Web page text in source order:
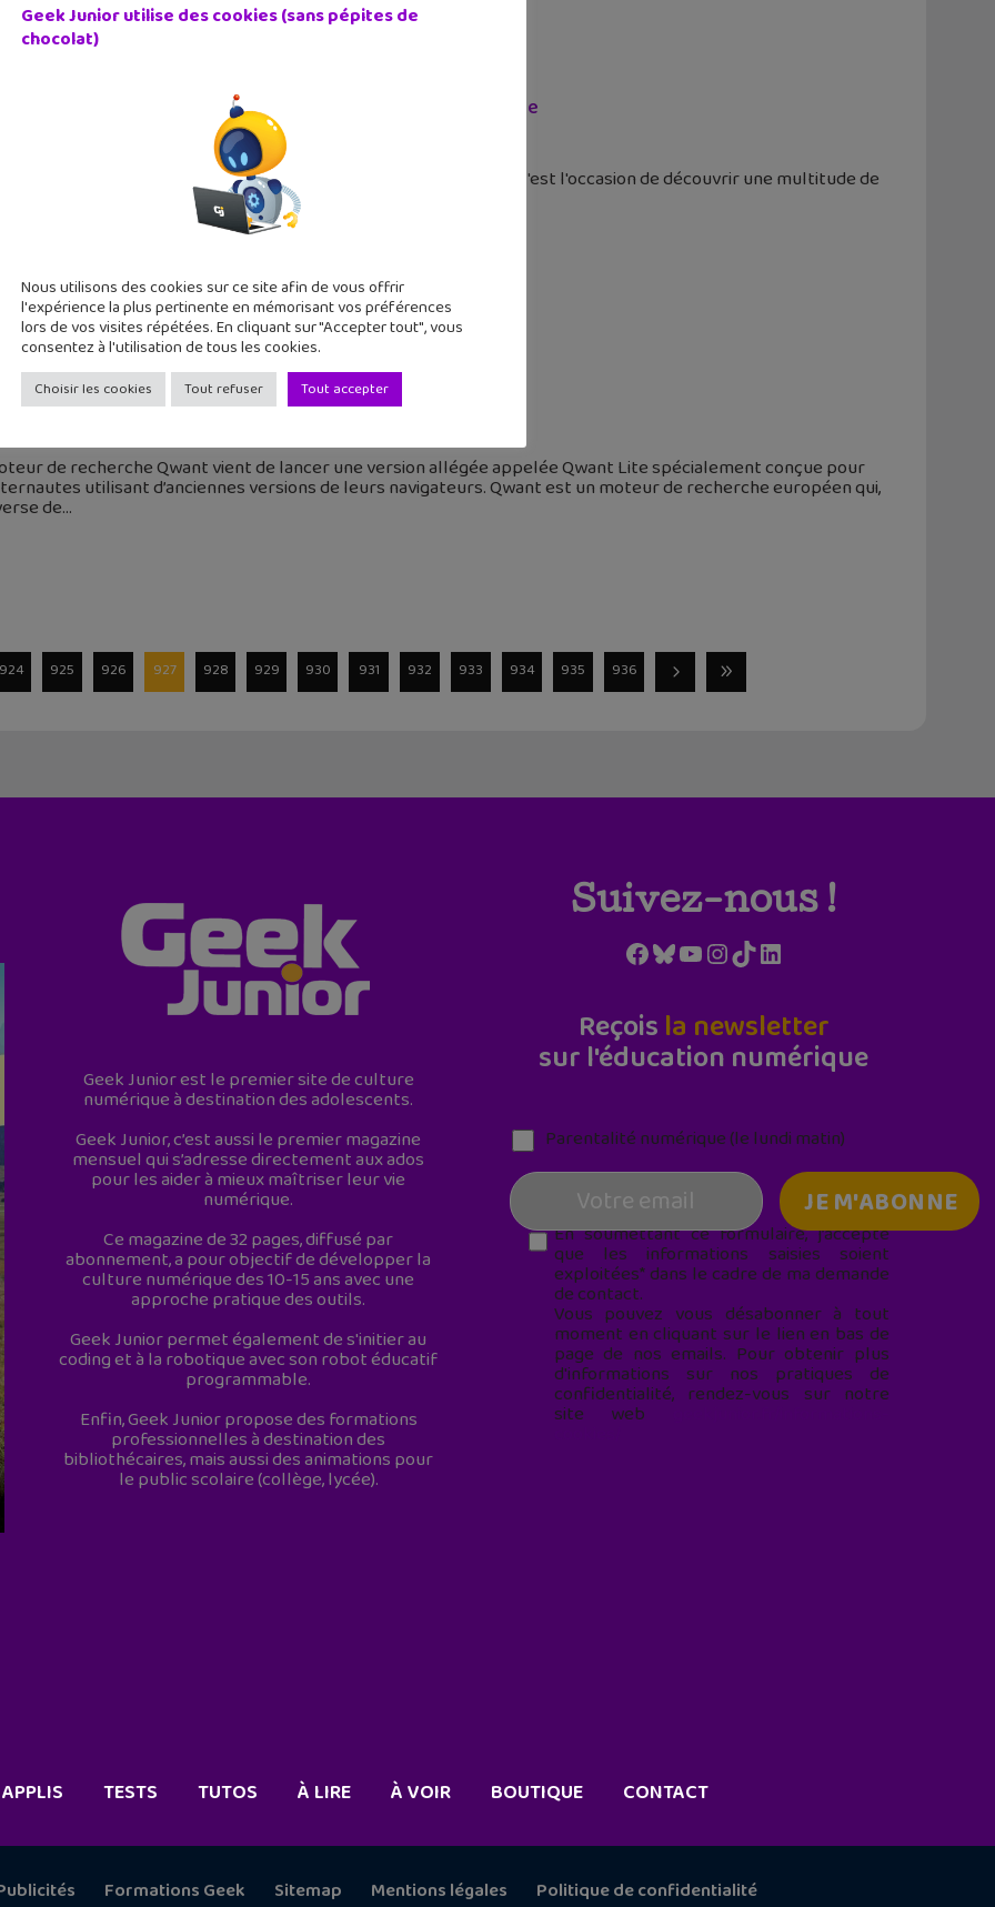
la science 2015 : découvre 167 jeux de culture scientifique
fête de la Science du 7 au 11 octobre 2015 dans toute la France. C'est l'occasion de découvrir une multitude de
pour se prendre pour un petit scientifique ! C'est la cité
Lite, le moteur de recherche allégé tout terrain
de recherche Qwant vient de lancer une version allégée appelée Qwant Lite spécialement conçue pour
utilisant d’anciennes versions de leurs navigateurs. Qwant est un moteur de recherche européen qui,
de
924 925 926 927 928 929 930 931 932 933 934 935 936
Geek Junior est le premier site de culture
numérique à destination des adolescents.
Geek Junior, c’est aussi le premier magazine
mensuel qui s’adresse directement aux ados
pour les aider à mieux maîtriser leur vie
numérique.
Ce magazine de 32 pages, diffusé par
abonnement, a pour objectif de développer la
culture numérique des 10-15 ans avec une
approche pratique des outils.
Geek Junior permet également de s'initier au
coding et à la robotique avec son robot éducatif
programmable.
Enfin, Geek Junior propose des formations
professionnelles à destination des
bibliothécaires, mais aussi des animations pour
le public scolaire (collège, lycée).
Suivez-nous !
Facebook
Bluesky
YouTube
Instagram
TikTokLinkedIn
Reçois la newsletter
sur l'éducation numérique
Parentalité numérique (le lundi matin)
En soumettant ce formulaire, j’accepte
que les informations saisies soient
exploitées* dans le cadre de ma demande
de contact.
Vous pouvez vous désabonner à tout
moment en cliquant sur le lien en bas de
page de nos emails. Pour obtenir plus
d'informations sur nos pratiques de
confidentialité, rendez-vous sur notre
site web
Geek Junior utilise des cookies (sans pépites de
chocolat)
Nous utilisons des cookies sur ce site afin de vous offrir
l'expérience la plus pertinente en mémorisant vos préférences
lors de vos visites répétées. En cliquant sur "Accepter tout", vous
consentez à l'utilisation de tous les cookies.
Choisir les cookies Tout refuser Tout accepter
APPLIS TESTS TUTOS À LIRE À VOIR BOUTIQUE CONTACT
Formations Geek Sitemap Mentions légales Politique de confidentialité